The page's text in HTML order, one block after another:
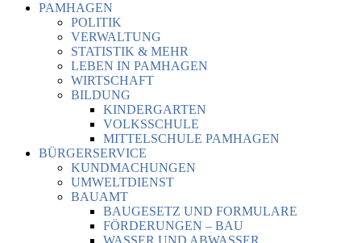
PAMHAGEN
POLITIK
VERWALTUNG
STATISTIK & MEHR
LEBEN IN PAMHAGEN
WIRTSCHAFT
BILDUNG
KINDERGARTEN
VOLKSSCHULE
MITTELSCHULE PAMHAGEN
BÜRGERSERVICE
KUNDMACHUNGEN
UMWELTDIENST
BAUAMT
BAUGESETZ UND FORMULARE
FÖRDERUNGEN – BAU
WASSER UND ABWASSER